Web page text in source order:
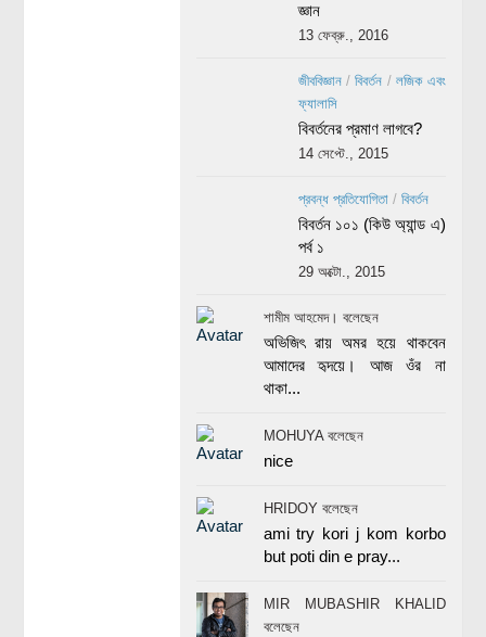
জ্ঞান
13 ফেব্রু., 2016
জীববিজ্ঞান/বিবর্তন /লজিক এবং
ফ্যালাসি
বিবর্তনের প্রমাণ লাগবে?
14 সেপ্টে., 2015
প্রবন্ধ প্রতিযোগিতা/ বিবর্তন
বিবর্তন ১০১ (কিউ অ্যান্ড এ)
পর্ব ১
29 অক্টো., 2015
শামীম আহমেদ। বলেছেন
অভিজিৎ রায় অমর হয়ে থাকবেন
আমাদের হৃদয়ে। আজ ওঁর না
থাকা...
MOHUYA বলেছেন
nice
HRIDOY বলেছেন
ami try kori j kom korbo
but poti din e pray...
MIR MUBASHIR KHALID
বলেছেন